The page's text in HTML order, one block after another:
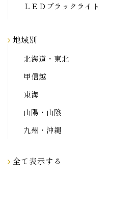
ＬＥＤブラックライト
地域別
北海道・東北
甲信越
東海
山陽・山陰
九州・沖縄
全て表示する